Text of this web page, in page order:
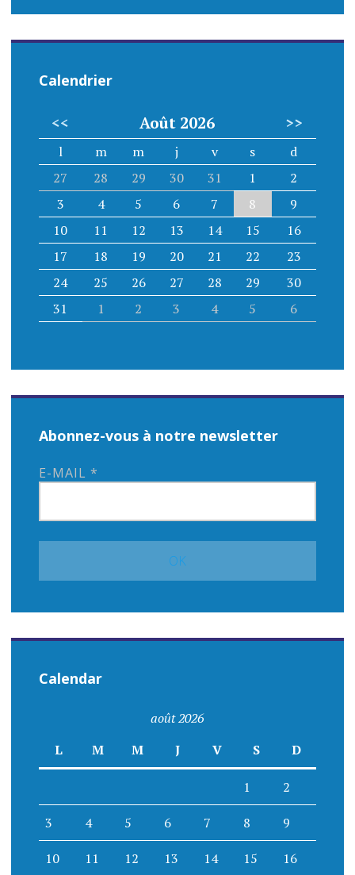
Calendrier
<< Août 2026 >>
l m m j v s
d
27
28 29 30 31 1
2
3
4 5 6 7 8
9
10
11 12 13 14 15
16
17
18 19 20 21 22
23
24
25 26 27 28 29
30
31
1 2 3 4 5 6
Abonnez-vous à notre newsletter
E-MAIL *
Calendar
août 2026
L
M M J V S D
1 2
3 4 5 6 7 8 9
10 11 12 13 14 15 16